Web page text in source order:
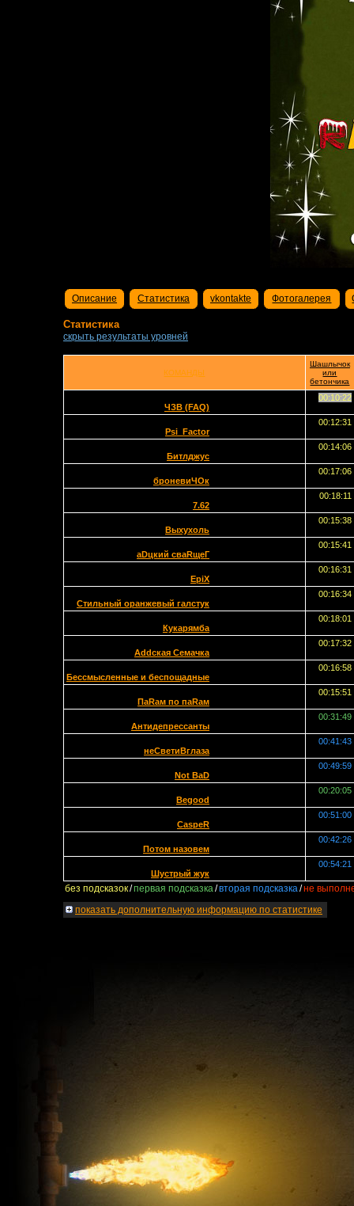
Описание Статистика vkontakte Фотогалерея
Статистика
скрыть результаты уровней
КОМАНДЫ
Шашлычок
или
бетончика
ЧЗВ (FAQ)
00:10:22
Psi_Factor
00:12:31
Битлджус
00:14:06
броневиЧОк
00:17:06
7.62
00:18:11
Выхухоль
00:15:38
aDцкий сваRщеГ
00:15:41
EpiX
00:16:31
Стильный оранжевый галстук
00:16:34
Кукарямба
00:18:01
Addская Семачка
00:17:32
Бессмысленные и беспощадные
00:16:58
ПаRам по паRам
00:15:51
Антидепрессанты
00:31:49
неСветиВглаза
00:41:43
Not BaD
00:49:59
Begood
00:20:05
CaspeR
00:51:00
Потом назовем
00:42:26
Шустрый жук
00:54:21
без подсказок/первая подсказка/вторая подсказка/не
показать дополнительную информацию по статистике